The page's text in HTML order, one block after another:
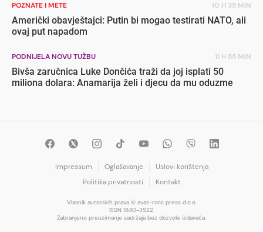
POZNATE I METE 10 H 35 MIN
Američki obavještajci: Putin bi mogao testirati NATO, ali
ovaj put napadom
PODNIJELA NOVU TUŽBU 11 H 55 MIN
Bivša zaručnica Luke Dončića traži da joj isplati 50
miliona dolara: Anamarija želi i djecu da mu oduzme
Impressum Oglašavanje
Uslovi korištenja
Politika privatnosti
Kontakt
Vlasnik autorskih prava © avaz-roto press d.o.o.
ISSN 1840-3522.
Zabranjeno preuzimanje sadržaja bez dozvole izdavača.